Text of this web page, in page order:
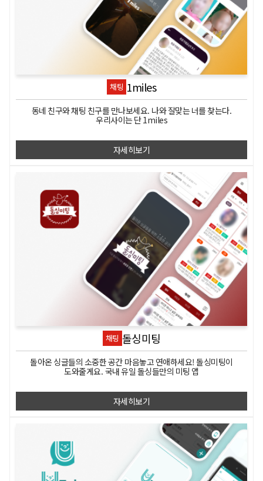
채팅 1miles
동네 친구와 채팅 친구를 만나보세요. 나와 잘맞는 너를 찾는다.
우리사이는 단 1miles
자세히보기
채팅 돌싱미팅
돌아온 싱글들의 소중한 공간 마음놓고 연애하세요! 돌싱미팅이
도와줄게요. 국내 유일 돌싱들만의 미팅 앱
자세히보기